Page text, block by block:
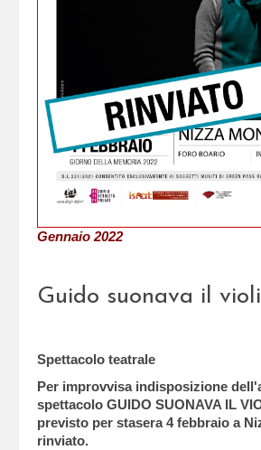
Gennaio 2022
Guido suonava il
Spettacolo teatrale
Per improvvisa indisposizione
spettacolo GUIDO SUONAVA IL
previsto per stasera 4 febbraio a
rinviato.